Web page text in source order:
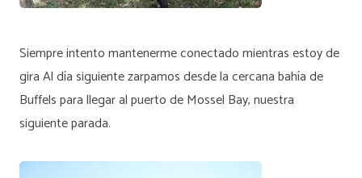
Siempre intento mantenerme conectado mientras estoy de
gira Al día siguiente zarpamos desde la cercana bahía de
Buffels para llegar al puerto de Mossel Bay, nuestra
siguiente parada.